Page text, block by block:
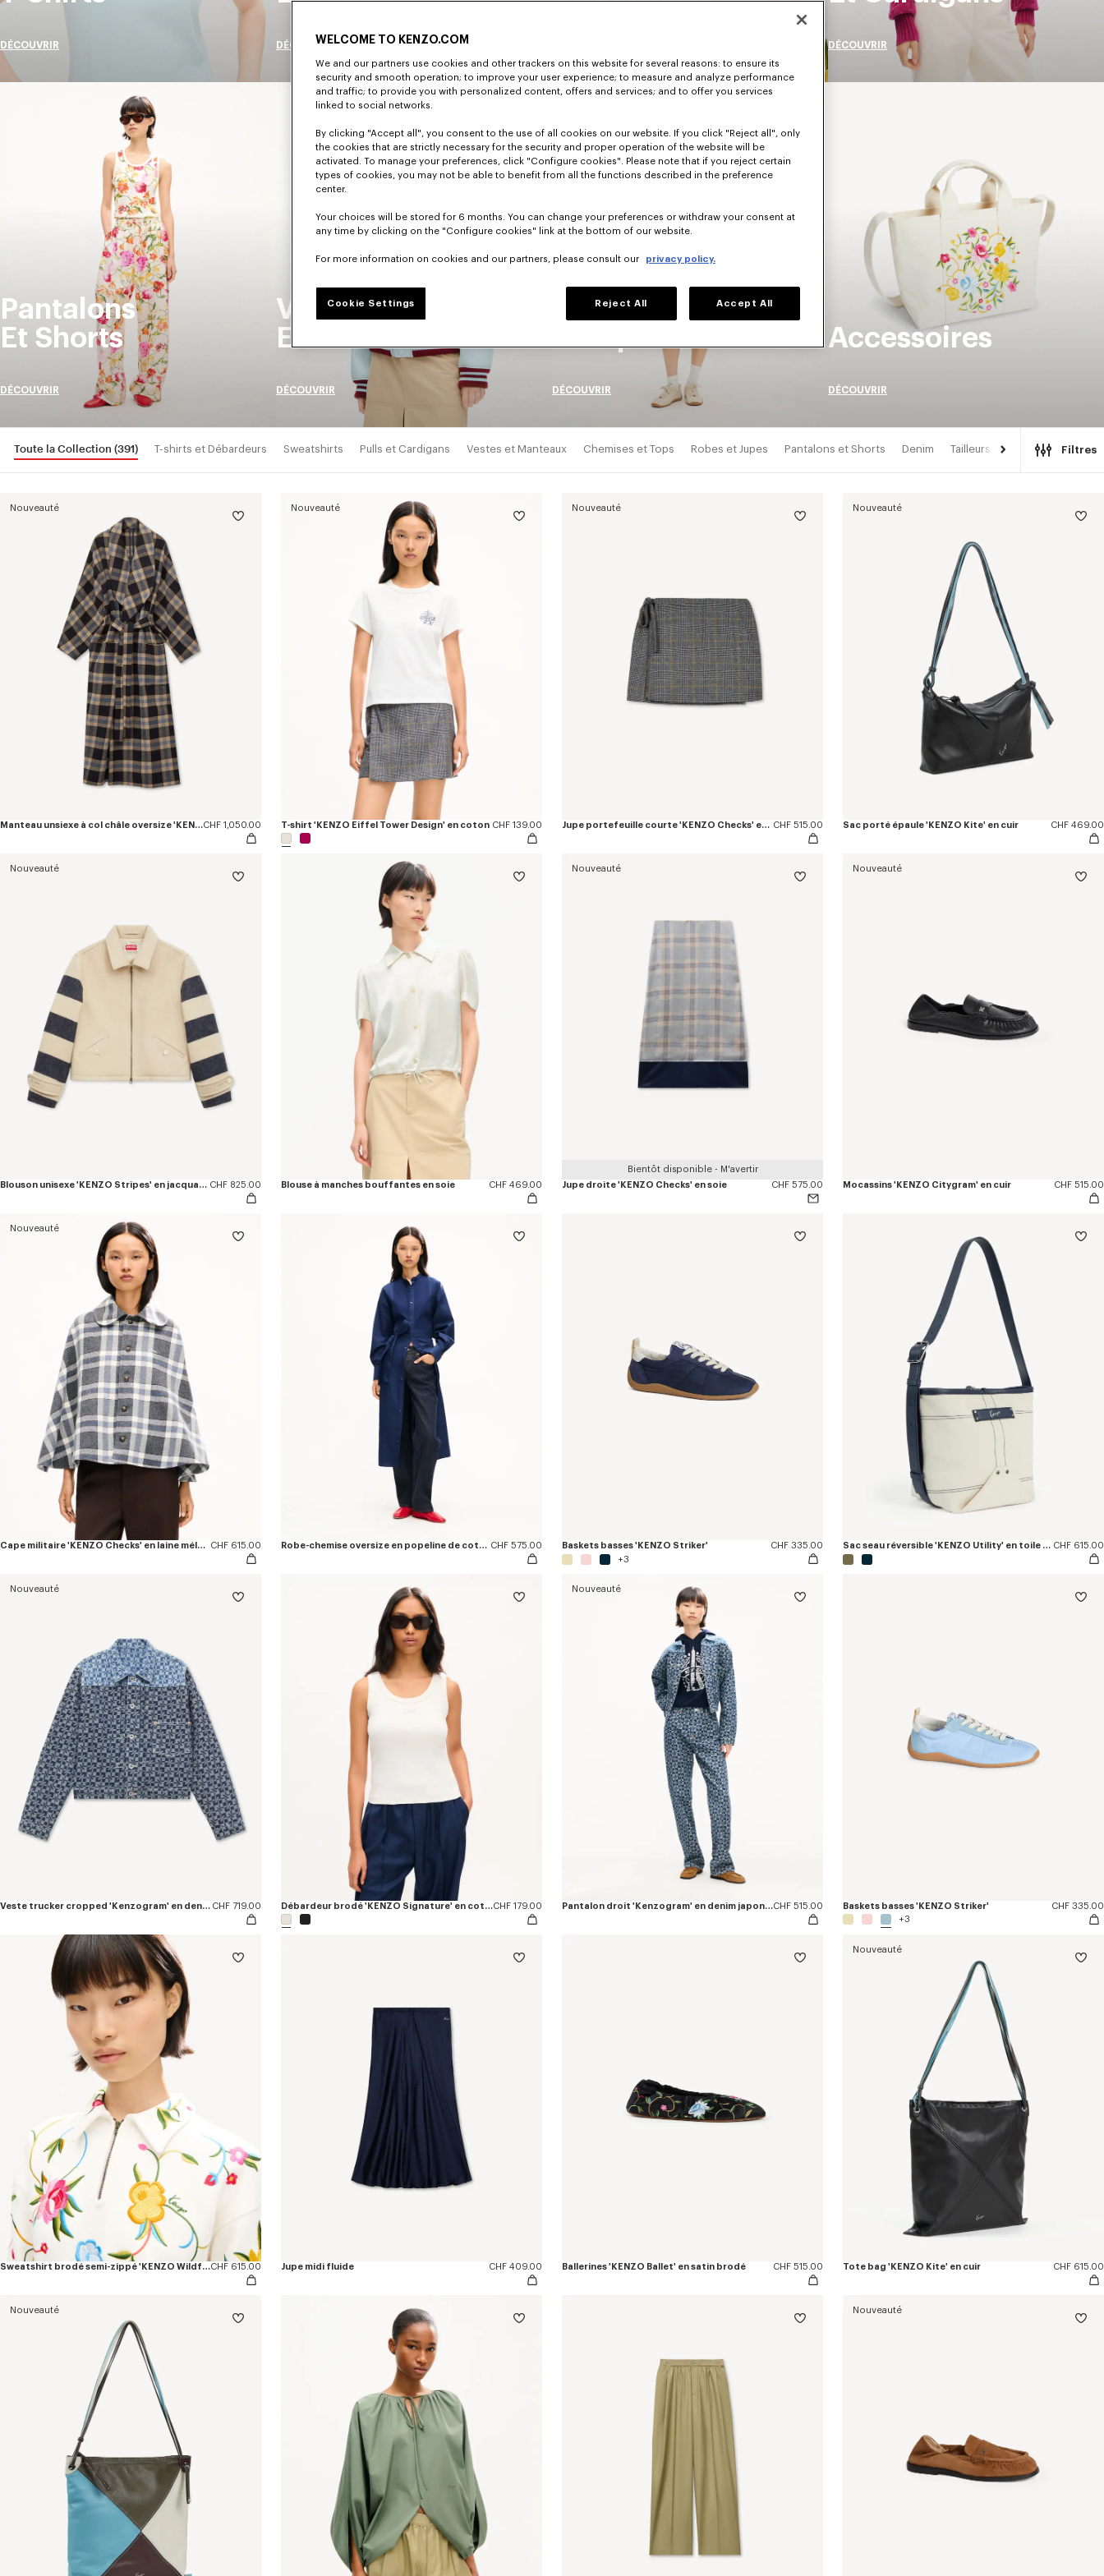
DÉCOUVRIR DÉCOUVRIR DÉCOUVRIR
Pantalons
Et Shorts
DÉCOUVRIR
Vestes
Et Manteaux
DÉCOUVRIR
Robes
Et Jupes
DÉCOUVRIR
Accessoires
DÉCOUVRIR
Toute la Collection (391) T-shirts et Débardeurs Sweatshirts Pulls et Cardigans Vestes et Manteaux Chemises et Tops Robes et Jupes Pantalons et Shorts Denim Tailleurs Kimonos Filtres
Nouveauté
Manteau unsiexe à col châle oversize 'KENZO Checks' en laine mélangéeCHF 1,050.00
Nouveauté
T-shirt 'KENZO Eiffel Tower Design' en coton CHF 139.00
Nouveauté
Jupe portefeuille courte 'KENZO Checks' en tweed de laine CHF 515.00
Nouveauté
Sac porté épaule 'KENZO Kite' en cuir CHF 469.00
Nouveauté
Blouson unisexe 'KENZO Stripes' en jacquard de laine et polyamide CHF 825.00 Blouse à manches bouffantes en soie CHF 469.00
Nouveauté
Bientôt disponible - M'avertir
Jupe droite 'KENZO Checks' en soie
CHF 575.00
Nouveauté
Mocassins 'KENZO Citygram' en cuir CHF 515.00
Nouveauté
Cape militaire 'KENZO Checks' en laine mélangée CHF 615.00 Robe-chemise oversize en popeline de coton CHF 575.00 Baskets basses 'KENZO Striker'
CHF 335.00
+3
Sac seau réversible 'KENZO Utility' en toile et cuir CHF 615.00
Nouveauté
Veste trucker cropped 'Kenzogram' en denim japonais CHF 719.00 Débardeur brodé 'KENZO Signature' en cotonCHF 179.00
Nouveauté
Pantalon droit 'Kenzogram' en denim japonaisCHF 515.00 Baskets basses 'KENZO Striker'
CHF 335.00
+3
Sweatshirt brodé semi-zippé 'KENZO Wildflower' en cotonCHF 615.00 Jupe midi fluide CHF 409.00 Ballerines 'KENZO Ballet' en satin brodé CHF 515.00
Nouveauté
Tote bag 'KENZO Kite' en cuir CHF 615.00
Nouveauté Nouveauté
WELCOME TO KENZO.COM
We and our partners use cookies and other trackers on this website for several reasons: to ensure its
security and smooth operation; to improve your user experience; to measure and analyze performance
and traffic; to provide you with personalized content, offers and services; and to offer you services
linked to social networks.
By clicking "Accept all", you consent to the use of all cookies on our website. If you click "Reject all", only
the cookies that are strictly necessary for the security and proper operation of the website will be
activated. To manage your preferences, click "Configure cookies". Please note that if you reject certain
types of cookies, you may not be able to benefit from all the functions described in the preference
center.
Your choices will be stored for 6 months. You can change your preferences or withdraw your consent at
any time by clicking on the "Configure cookies" link at the bottom of our website.
For more information on cookies and our partners, please consult our privacy policy.
Cookie Settings Reject All Accept All